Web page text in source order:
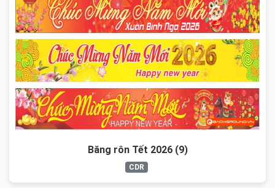
Băng rôn Tết 2026 (9)
CDR